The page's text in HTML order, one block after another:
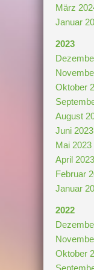
März
Januar
2023
Oktober
August
Juni
Mai 2023
April
Februar
Januar
2022
Oktober